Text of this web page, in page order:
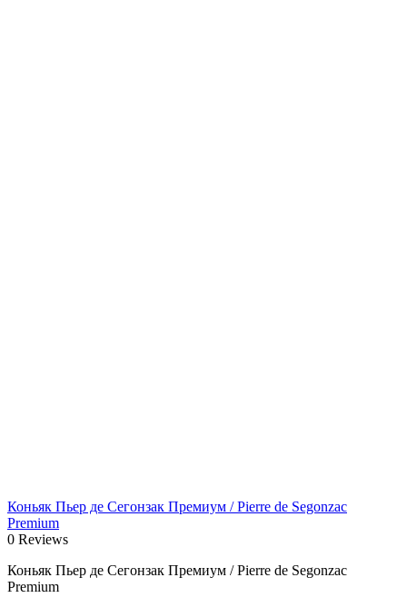
Коньяк Пьер де Сегонзак Премиум / Pierre de Segonzac
Premium
0 Reviews
Коньяк Пьер де Сегонзак Премиум / Pierre de Segonzac
Premium